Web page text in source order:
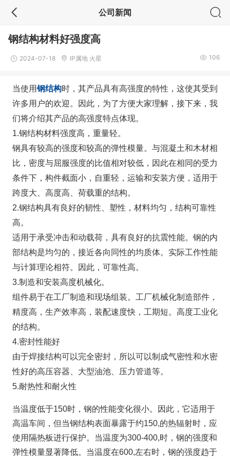
公司新闻
钢结构材料好强度高
2024-07-18 IP属地 火星 106
当使用钢结构时，其产品具有高强度的特性，这使其受到
许多用户的欢迎。因此，为了方便大家理解，接下来，我
们将介绍其产品的高强度特点体现。
1.钢结构材料强度高，重量轻。
钢具有较高的强度和较高的弹性模量。与混凝土和木材相
比，密度与屈服强度的比值相对较低，因此在相同的受力
条件下，构件截面小，自重轻，运输和安装方便，适用于
跨度大、高度高、荷载重的结构。
2.钢结构具有良好的韧性、塑性，材料均匀，结构可靠性
高。
适用于承受冲击和动载荷，具有良好的抗震性能。钢的内
部结构是均匀的，接近各向同性的均质体。实际工作性能
与计算理论相符。因此，可靠性高。
3.制造和安装高度机械化。
组件易于在工厂制造和现场组装。工厂机械化制造部件，
精度高，生产效率高，装配速度快，工期短。高度工业化
的结构。
4.密封性能好
由于焊接结构可以完全密封，所以可以制成气密性和水密
性好的高压容器、大型油池、压力管道等。
5.耐热性和耐火性
当温度低于150时，钢的性能变化很小。因此，它适用于
高温车间，但当钢结构表面暴露于约150,的热辐射时，应
使用隔热板进行保护。当温度为300-400,时，钢的强度和
弹性模量显著降低。当温度在600,左右时，钢的强度趋于